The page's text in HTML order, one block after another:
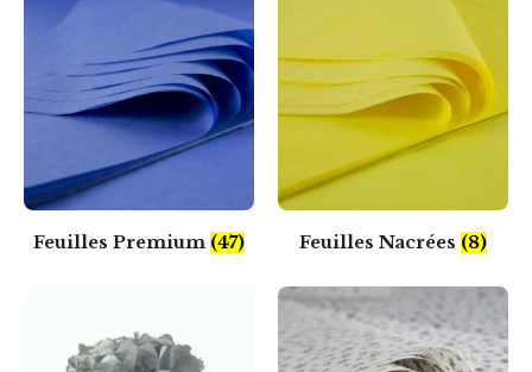
Feuilles Premium (47) Feuilles Nacrées (8)